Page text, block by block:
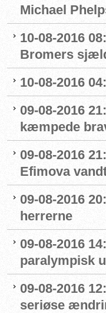
Michael
10-08-2016
Bromers
10-08-2016
09-08-2016
kæmpede
09-08-2016
Efimova
09-08-2016
herrerne
09-08-2016
paralympisk
09-08-2016
seriøse